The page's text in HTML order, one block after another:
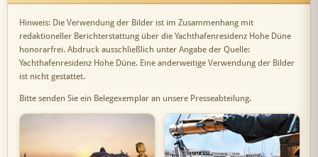
Hinweis: Die Verwendung der Bilder ist im Zusammenhang mit
redaktioneller Berichterstattung über die Yachthafenresidenz Hohe Düne
honorarfrei. Abdruck ausschließlich unter Angabe der Quelle:
Yachthafenresidenz Hohe Düne. Eine anderweitige Verwendung der Bilder
ist nicht gestattet.
Bitte senden Sie ein Belegexemplar an unsere Presseabteilung.